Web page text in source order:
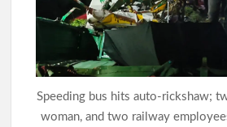
रांची में निकली भव्य तिरंगा यात्रा, मोरहाबादी से
राष्ट्रभक्ति का संदेश
JPSC-JSSC परीक्षा प्रणाली में सुधार को लेकर
आज फिर सरकार से होगी वार्ता
Speeding bus hits auto-rickshaw;
woman, and two railway